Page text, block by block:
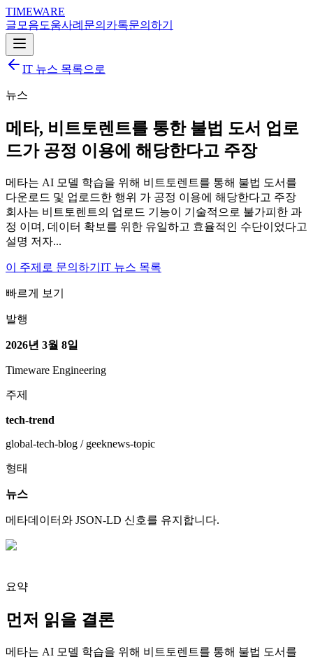
TIMEWARE
글 모음도움사례 문의 카톡문의하기
IT 뉴스 목록으로
뉴스
메타, 비트토렌트를 통한 불법 도서 업로
드가 공정 이용에 해당한다고 주장
메타는 AI 모델 학습을 위해 비트토렌트를 통해 불법 도서를
다운로드 및 업로드한 행위 가 공정 이용에 해당한다고 주장
회사는 비트토렌트의 업로드 기능이 기술적으로 불가피한 과
정 이며, 데이터 확보를 위한 유일하고 효율적인 수단이었다고
설명 저자...
이 주제로 문의하기 IT 뉴스 목록
빠르게 보기
발행
2026년 3월 8일
Timeware Engineering
주제
tech-trend
global-tech-blog / geeknews-topic
형태
뉴스
메타데이터와 JSON-LD 신호를 유지합니다.
요약
먼저 읽을 결론
메타는 AI 모델 학습을 위해 비트토렌트를 통해 불법 도서를